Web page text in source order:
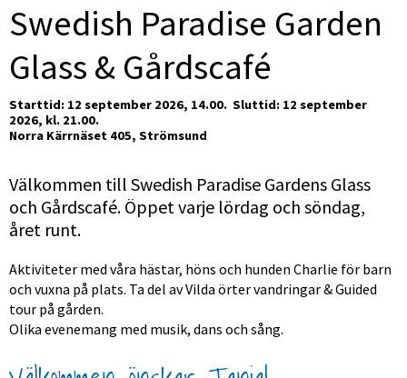
Swedish Paradise Garden
Glass & Gårdscafé
Starttid: 12 september 2026, 14.00. Sluttid: 12 september
2026, kl. 21.00.
Norra Kärrnäset 405, Strömsund
Välkommen till Swedish Paradise Gardens Glass
och Gårdscafé. Öppet varje lördag och söndag,
året runt.
Aktiviteter med våra hästar, höns och hunden Charlie för barn
och vuxna på plats. Ta del av Vilda örter vandringar & Guided
tour på gården.
Olika evenemang med musik, dans och sång.